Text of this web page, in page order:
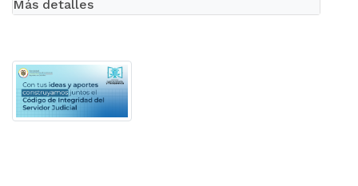
Más detalles